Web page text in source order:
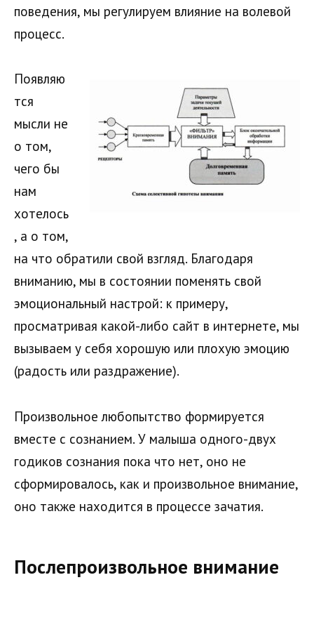
поведения, мы регулируем влияние на волевой
процесс.
Появляю
тся
мысли не
о том,
чего бы
нам
хотелось
, а о том,
на что обратили свой взгляд. Благодаря
вниманию, мы в состоянии поменять свой
эмоциональный настрой: к примеру,
просматривая какой-либо сайт в интернете, мы
вызываем у себя хорошую или плохую эмоцию
(радость или раздражение).
Произвольное любопытство формируется
вместе с сознанием. У малыша одного-двух
годиков сознания пока что нет, оно не
сформировалось, как и произвольное внимание,
оно также находится в процессе зачатия.
Послепроизвольное внимание